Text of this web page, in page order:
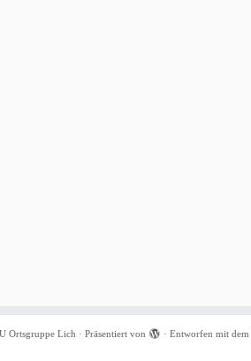
Ortsgruppe Lich · Präsentiert von · Entworfen mit dem